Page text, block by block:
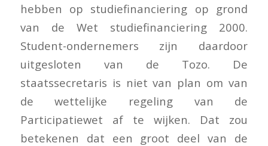
hebben op studiefinanciering op grond
van de Wet studiefinanciering 2000.
Student-ondernemers zijn daardoor
uitgesloten van de Tozo. De
staatssecretaris is niet van plan om van
de wettelijke regeling van de
Participatiewet af te wijken. Dat zou
betekenen dat een groot deel van de